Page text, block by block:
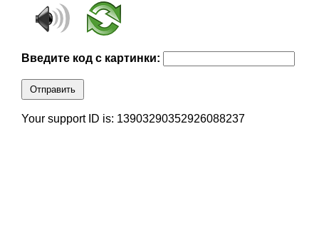
Введите код с картинки:
Отправить
Your support ID is: 13903290352926088237